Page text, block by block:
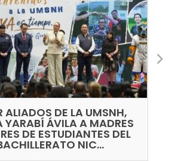
ALIADOS DE LA UMSNH,
YARABÍ ÁVILA A MADRES
DE ESTUDIANTES DEL
NIC...